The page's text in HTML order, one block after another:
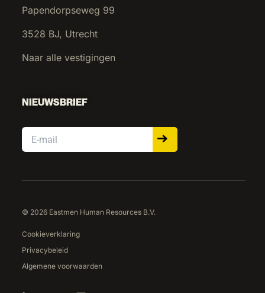
Papendorpseweg 99
3528 BJ, Utrecht
Naar alle vestigingen
NIEUWSBRIEF
Email
© 2026 Eastmen Human Resources B.V.
Cookieverklaring
Privacybeleid
Algemene voorwaarden